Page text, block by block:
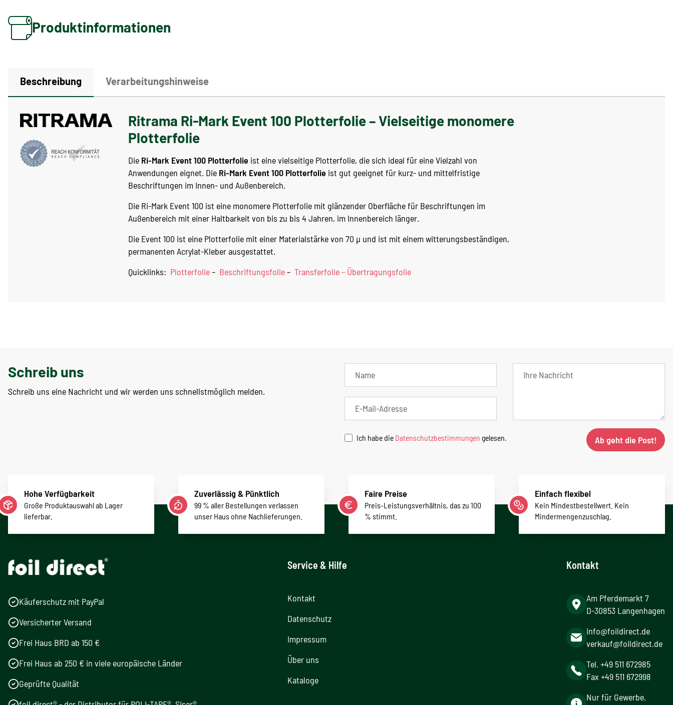
Produktinformationen
Beschreibung Verarbeitungshinweise
Ritrama Ri-Mark Event 100 Plotterfolie – Vielseitige monomere
Plotterfolie
Die Ri-Mark Event 100 Plotterfolie ist eine vielseitige Plotterfolie, die sich ideal für eine Vielzahl von
Anwendungen eignet. Die Ri-Mark Event 100 Plotterfolie ist gut geeignet für kurz- und mittelfristige
Beschriftungen im Innen- und Außenbereich.
Die Ri-Mark Event 100 ist eine monomere Plotterfolie mit glänzender Oberfläche für Beschriftungen im
Außenbereich mit einer Haltbarkeit von bis zu bis 4 Jahren, im Innenbereich länger.
Die Event 100 ist eine Plotterfolie mit einer Materialstärke von 70 µ und ist mit einem witterungsbeständigen,
permanenten Acrylat-Kleber ausgestattet.
Quicklinks: Plotterfolie– Beschriftungsfolie– Transferfolie – Übertragungsfolie
Schreib uns
Schreib uns eine Nachricht und wir werden uns schnellstmöglich melden.
Ich habe die Datenschutzbestimmungen gelesen. Ab geht die Post!
Hohe Verfügbarkeit
Große Produktauswahl ab Lager
lieferbar.
Zuverlässig & Pünktlich
99 % aller Bestellungen verlassen
unser Haus ohne Nachlieferungen.
Faire Preise
Preis-Leistungsverhältnis, das zu 100
% stimmt.
Einfach flexibel
Kein Mindestbestellwert. Kein
Mindermengenzuschlag.
Käuferschutz mit PayPal
Versicherter Versand
Frei Haus BRD ab 150 €
Frei Haus ab 250 € in viele europäische Länder
Geprüfte Qualität
Service & Hilfe
Kontakt
Datenschutz
Impressum
Über uns
Kataloge
Kontakt
Am Pferdemarkt 7
D-30853 Langenhagen
info@foildirect.de
verkauf@foildirect.de
Tel. +49 511 672985
Fax +49 511 672998
Nur für Gewerbe.